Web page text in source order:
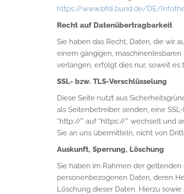
https://www.bfdi.bund.de/DE/
Recht auf Datenübertragbarkeit
Sie haben das Recht, Daten, die wir
einem gängigen,
verlangen, erfolgt dies nur, soweit es
SSL- bzw. TLS-Verschlüsselung
Diese Seite nutzt aus
als Seitenbetreiber senden, eine
“http://” auf “https://” wechselt und
Sie an uns übermitteln, nicht von
Auskunft, Sperrung, Löschung
Sie haben im Rahmen der
personenbezogenen Daten, deren
Löschung dieser Daten. Hierzu